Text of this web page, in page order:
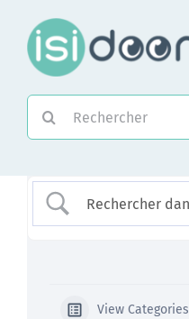
contenu
View Categories